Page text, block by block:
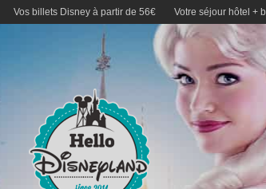
Vos billets Disney à partir de 56€ Votre séjour hôtel +